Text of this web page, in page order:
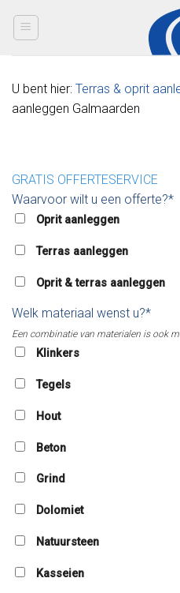
U bent hier: Terras & oprit
aanleggen Galmaarden
GRATIS OFFERTESERVICE
Waarvoor wilt u een offerte?*
Oprit aanleggen
Terras aanleggen
Oprit & terras aanleggen
Welk materiaal wenst u?*
Een combinatie van materialen is ook
Klinkers
Tegels
Hout
Beton
Grind
Dolomiet
Natuursteen
Kasseien